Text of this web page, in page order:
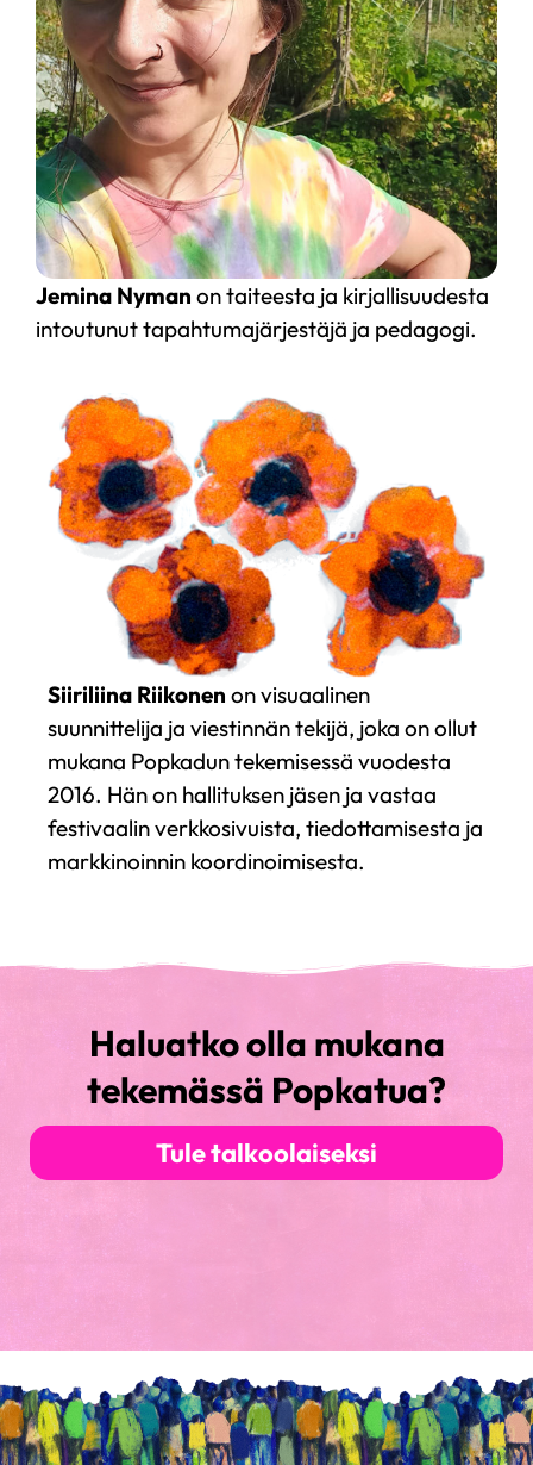
Jemina Nyman on taiteesta ja kirjallisuudesta
intoutunut tapahtumajärjestäjä ja pedagogi.
Siiriliina Riikonen on visuaalinen
suunnittelija ja viestinnän tekijä, joka on ollut
mukana Popkadun tekemisessä vuodesta
2016. Hän on hallituksen jäsen ja vastaa
festivaalin verkkosivuista, tiedottamisesta ja
markkinoinnin koordinoimisesta.
Haluatko olla mukana
tekemässä Popkatua?
Tule talkoolaiseksi